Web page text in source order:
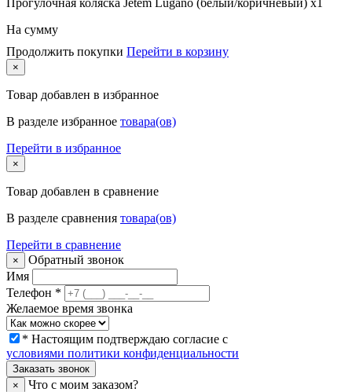
Прогулочная коляска Jetem Lugano (белый/коричневый) x1
На сумму
Продолжить покупки Перейти в корзину
×
Товар добавлен в избранное
В разделе избранное товара(ов)
Перейти в избранное
×
Товар добавлен в сравнение
В разделе сравнения товара(ов)
Перейти в сравнение
×
Обратный звонок
Имя
Телефон *
Желаемое время звонка
* Настоящим подтверждаю согласие с
условиями политики конфиденциальности
Заказать звонок
×
Что с моим заказом?